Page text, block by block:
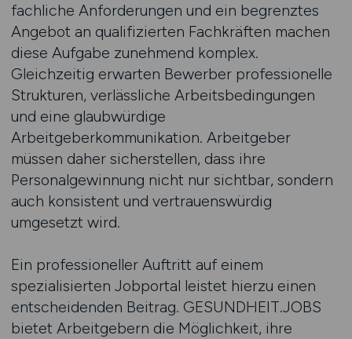
fachliche Anforderungen und ein begrenztes
Angebot an qualifizierten Fachkräften machen
diese Aufgabe zunehmend komplex.
Gleichzeitig erwarten Bewerber professionelle
Strukturen, verlässliche Arbeitsbedingungen
und eine glaubwürdige
Arbeitgeberkommunikation. Arbeitgeber
müssen daher sicherstellen, dass ihre
Personalgewinnung nicht nur sichtbar, sondern
auch konsistent und vertrauenswürdig
umgesetzt wird.
Ein professioneller Auftritt auf einem
spezialisierten Jobportal leistet hierzu einen
entscheidenden Beitrag. GESUNDHEIT.JOBS
bietet Arbeitgebern die Möglichkeit, ihre